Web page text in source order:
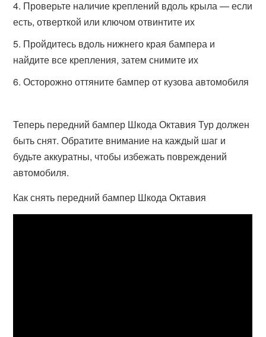
Проверьте наличие креплений вдоль крыла — если
есть, отверткой или ключом отвинтите их
Пройдитесь вдоль нижнего края бампера и
найдите все крепления, затем снимите их
Осторожно оттяните бампер от кузова автомобиля
Теперь передний бампер Шкода Октавия Тур должен
быть снят. Обратите внимание на каждый шаг и
будьте аккуратны, чтобы избежать повреждений
автомобиля.
Как снять передний бампер Шкода Октавия